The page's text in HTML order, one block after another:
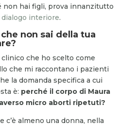
non hai figli, prova innanzitutto
dialogo interiore.
che non sai della tua
clinico che ho scelto come
che mi raccontano i pazienti
la domanda specifica a cui
è: perché il corpo di Maura
micro aborti ripetuti?
c’è almeno una donna, nella